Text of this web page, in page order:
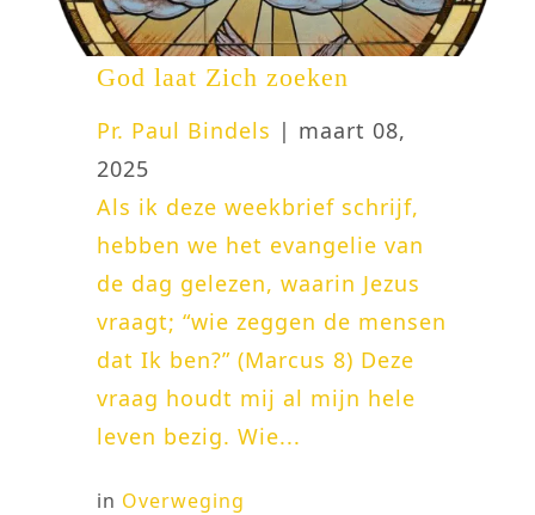
God laat Zich zoeken
Pr. Paul Bindels | maart 08,
2025
Als ik deze weekbrief schrijf,
hebben we het evangelie van
de dag gelezen, waarin Jezus
vraagt; “wie zeggen de mensen
dat Ik ben?” (Marcus 8) Deze
vraag houdt mij al mijn hele
leven bezig. Wie...
in Overweging